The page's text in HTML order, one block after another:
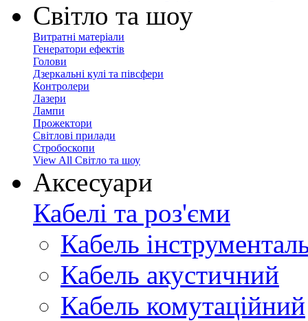
Світло та шоу
Витратні матеріали
Генератори ефектів
Голови
Дзеркальні кулі та півсфери
Контролери
Лазери
Лампи
Прожектори
Світлові прилади
Стробоскопи
View All Світло та шоу
Аксесуари
Кабелі та роз'єми
Кабель
Кабель акустичний
Кабель комутаційний